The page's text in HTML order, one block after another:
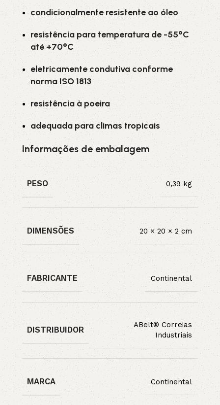
condicionalmente resistente ao óleo
resistência para temperatura de -55°C
até +70°C
eletricamente condutiva conforme
norma ISO 1813
resistência à poeira
adequada para climas tropicais
Informações de embalagem
PESO 0,39 kg
DIMENSÕES 20 × 20 × 2 cm
FABRICANTE Continental
DISTRIBUIDOR
ABelt® Correias
Industriais
MARCA Continental